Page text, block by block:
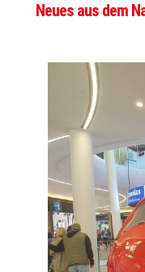
Neues aus dem